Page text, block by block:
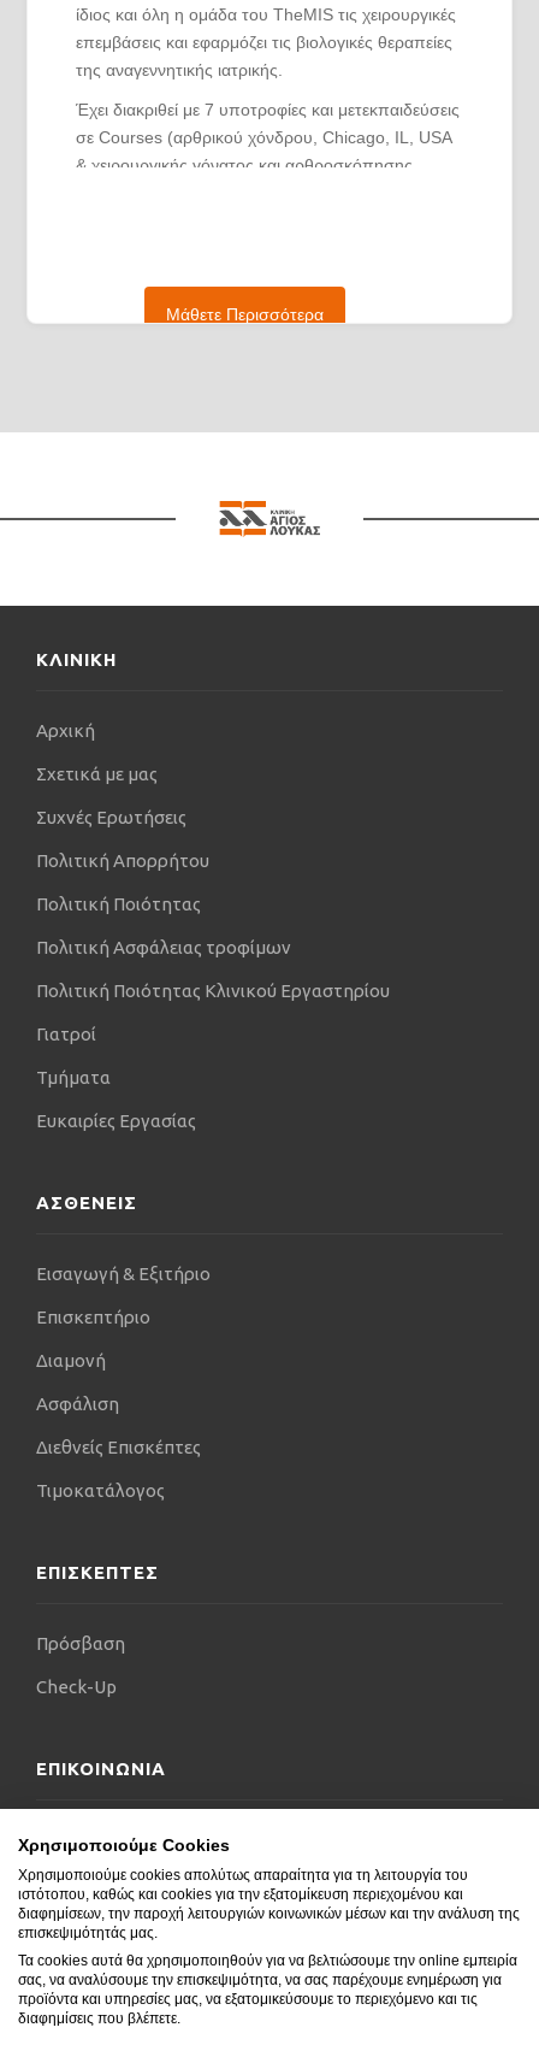
ίδιος και όλη η ομάδα του TheMIS τις χειρουργικές
επεμβάσεις και εφαρμόζει τις βιολογικές θεραπείες
της αναγεννητικής ιατρικής.
Έχει διακριθεί με 7 υποτροφίες και μετεκπαιδεύσεις
σε Courses (αρθρικού χόνδρου, Chicago, IL, USA
& χειρουργικής γόνατος και αρθροσκόπησης,
ορθοπαιδικός χειρουργός σε πολλές ομάδες
διαφόρων αθλημάτων και επιπέδων.
Πανευρωπαϊκής Εταιρείας Γόνατος (ESSKA/EKA),
Αναγεννητικής Ιατρικής και μέλος του διοικητικού
επιστημονικών εταιρειών.
Είναι συγγραφέας 95 επιστημονικών άρθρων, που
έχουν δημοσιευθεί σε έγκριτα παγκόσμια και
διεθνούς έκδοσης του εξειδικευμένου τόμου
“Rehabilitation and Return to Play Following
“Operative Techniques in Sports Medicine”,
κεφάλαιο για τη συρραφή στη ρήξη μηνίσκου.
Επιπλέον, είναι συχνά προσκεκλημένος ομιλητής
σε σεμινάρια του εξωτερικού, με θέμα κυρίως τις
προσκληθεί και ως εκπαιδευτής σε κλινικά
στο εξωτερικό, στα περισσότερα με ανακοίνωση
επιστημονικών μελετών που έχει πραγματοποιήσει
έχουν βραβευτεί στα αντίστοιχα συνέδρια.
Τέλος, ήταν ο ίδιος αθλητής μπάσκετ και φιλοσοφία
λειτουργικότητα" = "ποιότητα ζωής". Ο ελεύθερος
χρόνος του είναι κυρίως αφιερωμένος στην
και στη σωματική άσκηση. Είναι λάτρης των
Μάθετε Περισσότερα
ΚΛΙΝΙΚΗ
Αρχική
Σχετικά με μας
Συχνές Ερωτήσεις
Πολιτική Απορρήτου
Πολιτική Ποιότητας
Πολιτική Ασφάλειας τροφίμων
Πολιτική Ποιότητας Κλινικού Εργαστηρίου
Γιατροί
Τμήματα
Ευκαιρίες Εργασίας
ΑΣΘΕΝΕΙΣ
Εισαγωγή & Εξιτήριο
Επισκεπτήριο
Διαμονή
Ασφάλιση
Διεθνείς Επισκέπτες
Τιμοκατάλογος
ΕΠΙΣΚΕΠΤΕΣ
Πρόσβαση
Check-Up
ΕΠΙΚΟΙΝΩΝΙΑ
Επικοινωνήστε μαζί μας
Δήλωση Προσβασιμότητας
Συχνές Ερωτήσεις
Blog
Χρησιμοποιούμε Cookies
Χρησιμοποιούμε cookies απολύτως απαραίτητα για τη λειτουργία του
ιστότοπου, καθώς και cookies για την εξατομίκευση περιεχομένου και
διαφημίσεων, την παροχή λειτουργιών κοινωνικών μέσων και την ανάλυση της
επισκεψιμότητάς μας.
Τα cookies αυτά θα χρησιμοποιηθούν για να βελτιώσουμε την online εμπειρία
σας, να αναλύσουμε την επισκεψιμότητα, να σας παρέχουμε ενημέρωση για
προϊόντα και υπηρεσίες μας, να εξατομικεύσουμε το περιεχόμενο και τις
διαφημίσεις που βλέπετε.